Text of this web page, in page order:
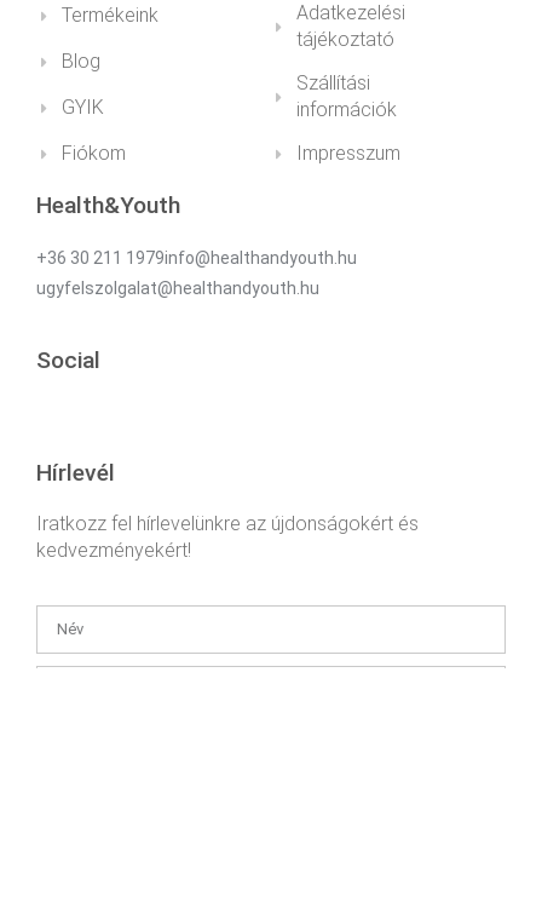
Termékeink
Blog
GYIK
Fiókom
Adatkezelési
tájékoztató
Szállítási
információk
Impresszum
Health&Youth
+36 30 211 1979info@healthandyouth.hu
ugyfelszolgalat@healthandyouth.hu
Social
Hírlevél
Iratkozz fel hírlevelünkre az újdonságokért és
kedvezményekért!